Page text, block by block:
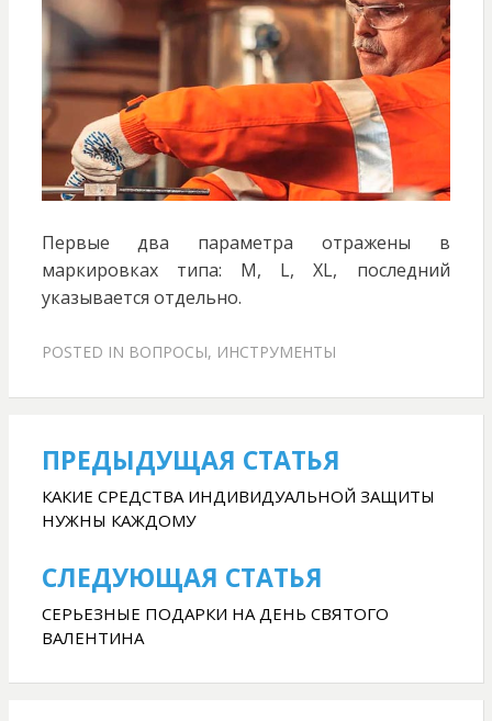
Первые два параметра отражены в
маркировках типа: M, L, XL, последний
указывается отдельно.
POSTED IN ВОПРОСЫ, ИНСТРУМЕНТЫ
Навигация
по
записям
ПРЕДЫДУЩАЯ СТАТЬЯ
КАКИЕ СРЕДСТВА ИНДИВИДУАЛЬНОЙ ЗАЩИТЫ
НУЖНЫ КАЖДОМУ
СЛЕДУЮЩАЯ СТАТЬЯ
СЕРЬЕЗНЫЕ ПОДАРКИ НА ДЕНЬ СВЯТОГО
ВАЛЕНТИНА